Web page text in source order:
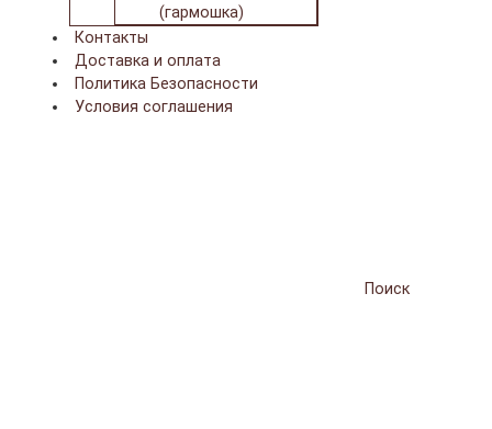
(гармошка)
Контакты
Доставка и оплата
Политика Безопасности
Условия соглашения
Поиск